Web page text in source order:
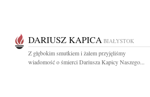
DARIUSZ KAPICA BIAŁYSTOK
Z głębokim smutkiem i żalem przyjęliśmy
wiadomość o śmierci Dariusza Kapicy Naszego...